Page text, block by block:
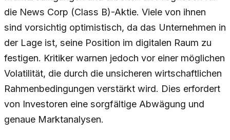
die News Corp (Class B)-Aktie. Viele von ihnen
sind vorsichtig optimistisch, da das Unternehmen in
der Lage ist, seine Position im digitalen Raum zu
festigen. Kritiker warnen jedoch vor einer möglichen
Volatilität, die durch die unsicheren wirtschaftlichen
Rahmenbedingungen verstärkt wird. Dies erfordert
von Investoren eine sorgfältige Abwägung und
genaue Marktanalysen.